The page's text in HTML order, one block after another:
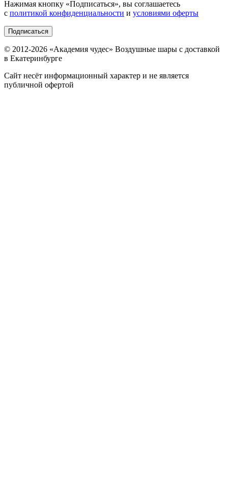
Нажимая кнопку «Подписаться», вы соглашаетесь
с политикой конфиденциальности и условиями оферты
Подписаться
© 2012-2026 «Академия чудес» Воздушные шары с доставкой
в Екатеринбурге
Сайт несёт информационный характер и не является
публичной офертой